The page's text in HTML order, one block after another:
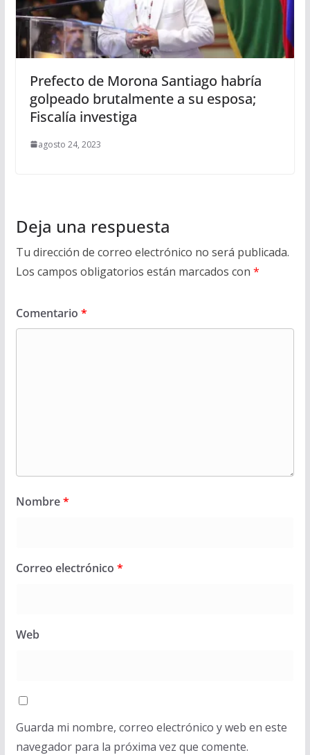
Prefecto de Morona Santiago habría
golpeado brutalmente a su esposa;
Fiscalía investiga
agosto 24, 2023
Deja una respuesta
Tu dirección de correo electrónico no será publicada.
Los campos obligatorios están marcados con *
Comentario *
Nombre*
Correo electrónico *
Web
Guarda mi nombre, correo electrónico y web en este
navegador para la próxima vez que comente.